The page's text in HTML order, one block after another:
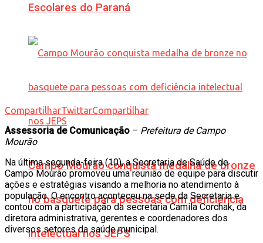
Escolares do Paraná
Campo Mourão conquista medalha de bronze
no basquete para pessoas com deficiência
intelectual nos JEPS
CompartilharTwittarCompartilhar
Assessoria de Comunicação – Prefeitura de Campo
Mourão
Na última segunda-feira (10), a Secretaria de Saúde de
Campo Mourão promoveu uma reunião de equipe para discutir
ações e estratégias visando a melhoria no atendimento à
população. O encontro aconteceu na sede da Secretaria e
contou com a participação da secretária Camila Corchak, da
diretora administrativa, gerentes e coordenadores dos
diversos setores da saúde municipal.